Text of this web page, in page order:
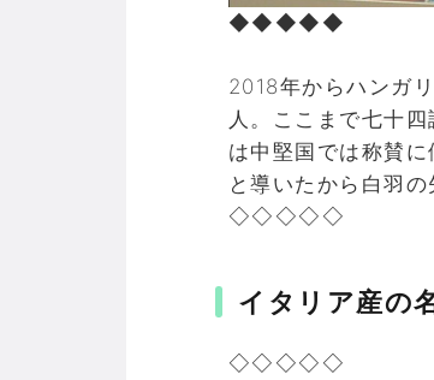
◆◆◆◆◆
2018年からハンガ
人。ここまで七十
は中堅国では称賛
と導いたから白羽の
◇◇◇◇◇
イタリア産の
◇◇◇◇◇